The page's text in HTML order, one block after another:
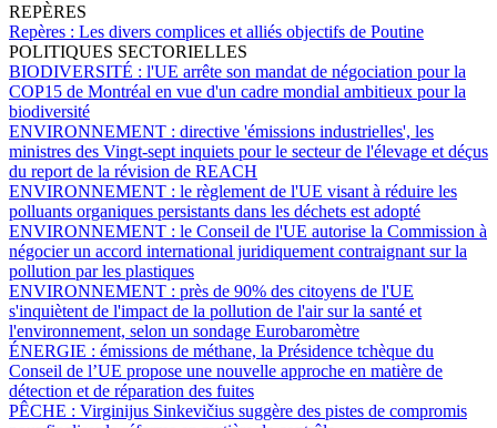
REPÈRES
Repères : Les divers complices et alliés objectifs de Poutine
POLITIQUES SECTORIELLES
BIODIVERSITÉ : l'UE arrête son mandat de négociation pour la
COP15 de Montréal en vue d'un cadre mondial ambitieux pour la
biodiversité
ENVIRONNEMENT : directive 'émissions industrielles', les
ministres des Vingt-sept inquiets pour le secteur de l'élevage et déçus
du report de la révision de REACH
ENVIRONNEMENT : le règlement de l'UE visant à réduire les
polluants organiques persistants dans les déchets est adopté
ENVIRONNEMENT : le Conseil de l'UE autorise la Commission à
négocier un accord international juridiquement contraignant sur la
pollution par les plastiques
ENVIRONNEMENT : près de 90% des citoyens de l'UE
s'inquiètent de l'impact de la pollution de l'air sur la santé et
l'environnement, selon un sondage Eurobaromètre
ÉNERGIE : émissions de méthane, la Présidence tchèque du
Conseil de l’UE propose une nouvelle approche en matière de
détection et de réparation des fuites
PÊCHE : Virginijus Sinkevičius suggère des pistes de compromis